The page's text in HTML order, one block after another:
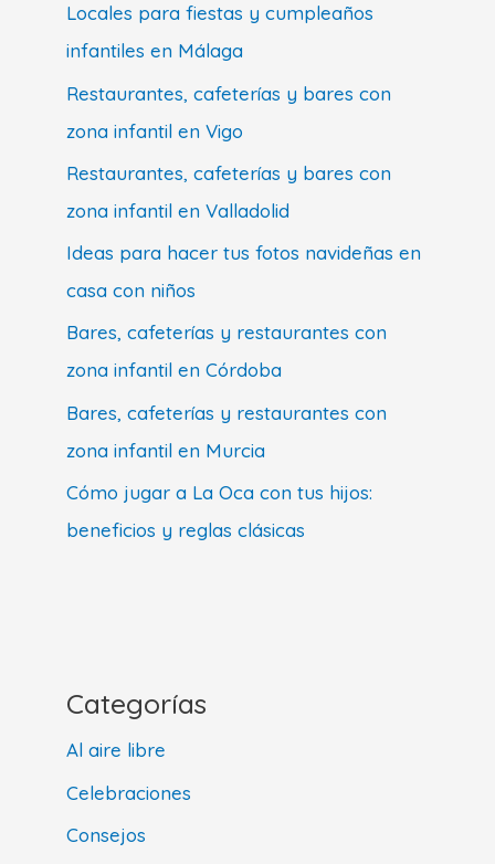
Locales para fiestas y cumpleaños
infantiles en Málaga
Restaurantes, cafeterías y bares con
zona infantil en Vigo
Restaurantes, cafeterías y bares con
zona infantil en Valladolid
Ideas para hacer tus fotos navideñas en
casa con niños
Bares, cafeterías y restaurantes con
zona infantil en Córdoba
Bares, cafeterías y restaurantes con
zona infantil en Murcia
Cómo jugar a La Oca con tus hijos:
beneficios y reglas clásicas
Categorías
Al aire libre
Celebraciones
Consejos